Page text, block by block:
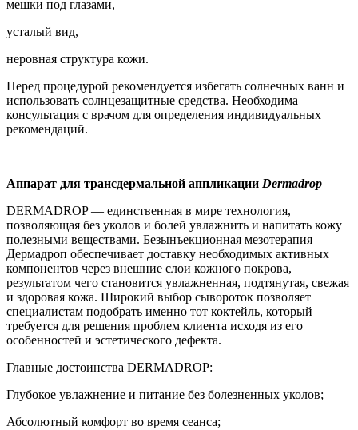
мешки под глазами,
усталый вид,
неровная структура кожи.
Перед процедурой рекомендуется избегать солнечных ванн и
использовать солнцезащитные средства. Необходима
консультация с врачом для определения индивидуальных
рекомендаций.
Аппарат для трансдермальной аппликации Dermadrop
DERMADROP — единственная в мире технология,
позволяющая без уколов и болей увлажнить и напитать кожу
полезными веществами. Безынъекционная мезотерапия
Дермадроп обеспечивает доставку необходимых активных
компонентов через внешние слои кожного покрова,
результатом чего становится увлажненная, подтянутая, свежая
и здоровая кожа. Широкий выбор сывороток позволяет
специалистам подобрать именно тот коктейль, который
требуется для решения проблем клиента исходя из его
особенностей и эстетического дефекта.
Главные достоинства DERMADROP:
Глубокое увлажнение и питание без болезненных уколов;
Абсолютный комфорт во время сеанса;